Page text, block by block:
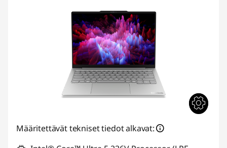
Määritettävät tekniset tiedot alkavat: